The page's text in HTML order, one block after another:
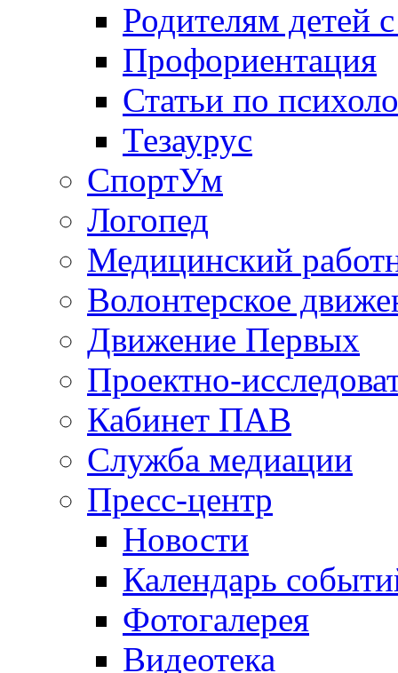
Родителям детей
Профориентация
Статьи по
Тезаурус
СпортУм
Логопед
Медицинский
Волонтерское
Движение Первых
Проектно-
Кабинет ПАВ
Служба медиации
Пресс-центр
Новости
Календарь
Фотогалерея
Видеотека